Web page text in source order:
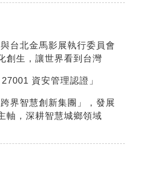
台北金馬影展執行委員會
創生，讓世界看到台灣
資安管理認證」
界智慧創新集團」，發展
軸，深耕智慧城鄉領域